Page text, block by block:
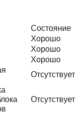
Состояние
Хорошо
Хорошо
Хорошо
Отсутствует
Отсутствует